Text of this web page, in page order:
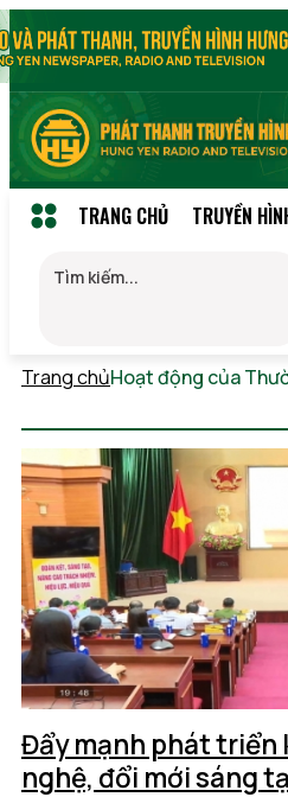
TRANG CHỦ TRUYỀN
Trang chủHoạt động của
Đẩy mạnh phát triển
nghệ, đổi mới sáng